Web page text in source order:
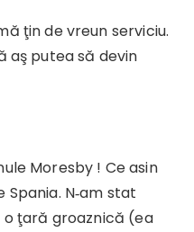
ţin de vreun serviciu.
aş putea să devin
Moresby ! Ce asin
N‑am stat
o ţară groaznică (ea